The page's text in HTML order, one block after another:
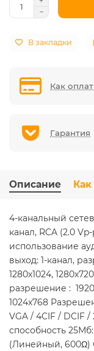
В закладки
Как
Гарантия
Описание
4-канальный
канал, RCA (2.0
использование
выход: 1-канал,
1280х1024,
разрешение :
1024х768
VGA / 4CIF / DCIF
способность
(Линейный, 600Ω)